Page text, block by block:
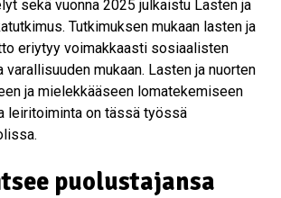
sekä vuonna 2025 julkaistu Lasten ja
Tutkimuksen mukaan lasten ja
eriytyy voimakkaasti sosiaalisten
mukaan. Lasten ja nuorten
ja mielekkääseen lomatekemiseen
leiritoiminta on tässä työssä
puolustajansa